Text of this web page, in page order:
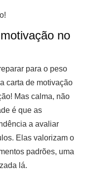
no
para o peso
carta de motivação
Mas calma, não
é que as
a avaliar
Elas valorizam o
padrões, uma
lá.